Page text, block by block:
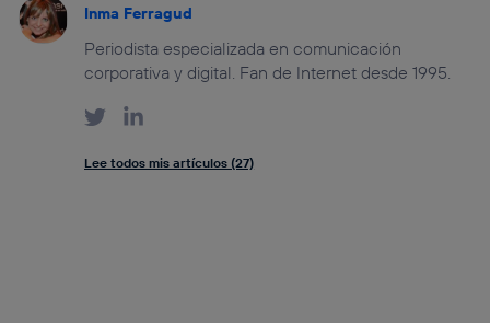
Inma Ferragud
Periodista especializada en comunicación
corporativa y digital. Fan de Internet desde 1995.
Lee todos mis artículos (27)